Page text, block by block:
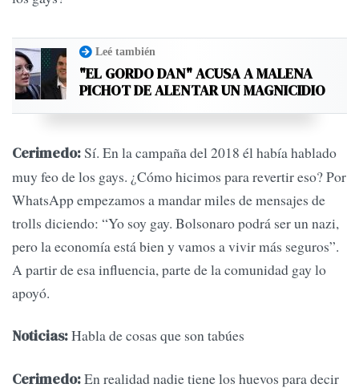
Leé también
"EL GORDO DAN" ACUSA A MALENA
PICHOT DE ALENTAR UN MAGNICIDIO
Cerimedo:Sí. En la campaña del 2018 él había hablado
muy feo de los gays. ¿Cómo hicimos para revertir eso? Por
WhatsApp empezamos a mandar miles de mensajes de
trolls diciendo: “Yo soy gay. Bolsonaro podrá ser un nazi,
pero la economía está bien y vamos a vivir más seguros”.
A partir de esa influencia, parte de la comunidad gay lo
apoyó.
Noticias:Habla de cosas que son tabúes
Cerimedo:En realidad nadie tiene los huevos para decir